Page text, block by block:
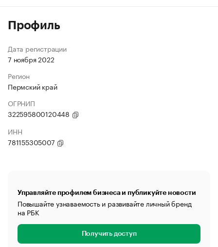
Профиль
Дата регистрации
7 ноября 2022
Регион
Пермский край
ОГРНИП
322595800120448
ИНН
781155305007
Управляйте профилем бизнеса и публикуйте новости
Повышайте узнаваемость и развивайте личный бренд
на РБК
Получить доступ